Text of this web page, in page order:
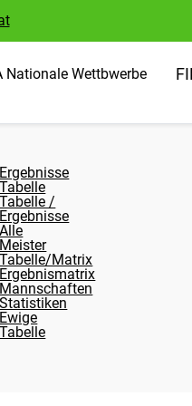
Nationale Wettbwerbe
Ergebnisse
Tabelle
Tabelle /
Ergebnisse
Alle
Meister
Tabelle/Matrix
Ergebnismatrix
Mannschaften
Statistiken
Ewige
Tabelle